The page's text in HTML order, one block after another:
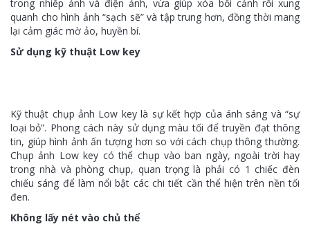
trong nhiếp ảnh và điện ảnh, vừa giúp xóa bối cảnh rối xung
quanh cho hình ảnh “sạch sẽ” và tập trung hơn, đồng thời mang
lại cảm giác mờ ảo, huyền bí.
Sử dụng kỹ thuật Low key
Kỹ thuật chụp ảnh Low key là sự kết hợp của ánh sáng và “sự
loại bỏ”. Phong cách này sử dụng màu tối để truyền đạt thông
tin, giúp hình ảnh ấn tượng hơn so với cách chụp thông thường.
Chụp ảnh Low key có thể chụp vào ban ngày, ngoài trời hay
trong nhà và phòng chụp, quan trọng là phải có 1 chiếc đèn
chiếu sáng để làm nổi bật các chi tiết cần thể hiện trên nền tối
đen.
Không lấy nét vào chủ thể